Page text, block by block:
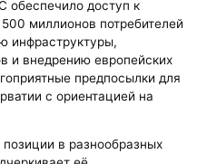
обеспечило доступ к
миллионов потребителей
инфраструктуры,
и внедрению европейских
предпосылки для
с ориентацией на
в разнообразных